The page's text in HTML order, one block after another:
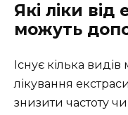
Які ліки від
можуть
Існує кілька
лікування
знизити частоту